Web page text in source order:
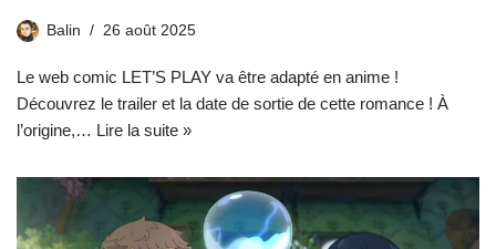
Balin 26 août 2025
Le web comic LET’S PLAY va être adapté en anime !
Découvrez le trailer et la date de sortie de cette romance ! À
l’origine,… Lire la suite »